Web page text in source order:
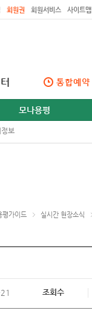
회원권 회원서비스 사이트맵
보
모나용평
통합예약
평가이드 실시간 현장소식
조회수